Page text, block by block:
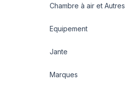
Chambre à air et Autres
Equipement
Jante
Marques